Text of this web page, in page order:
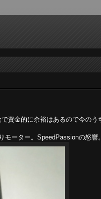
資金的に余裕はあるので今の
モーター。SpeedPassionの怒響